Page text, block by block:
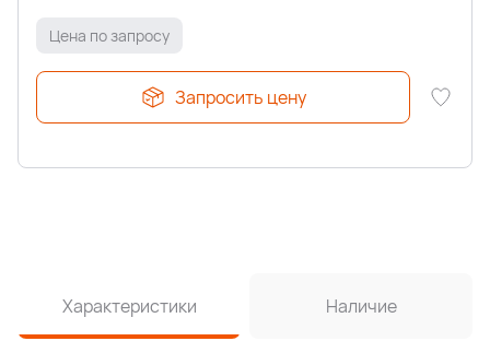
Цена по запросу
Запросить цену
Характеристики Наличие